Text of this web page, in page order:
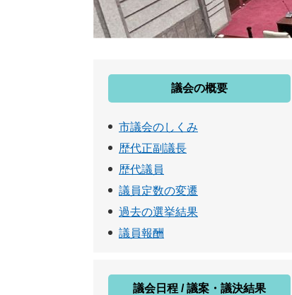
議会の概要
市議会のしくみ
歴代正副議長
歴代議員
議員定数の変遷
過去の選挙結果
議員報酬
議会日程 / 議案・議決結果